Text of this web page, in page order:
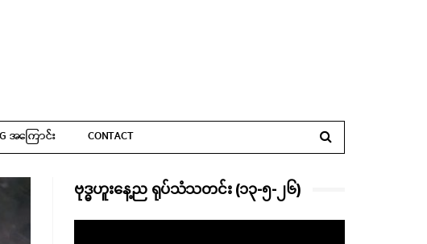
အကြောင်း CONTACT
ဗုဒ္ဓဟူးနေ့ည ရုပ်သံသတင်း (၁၃-၅-၂၆)